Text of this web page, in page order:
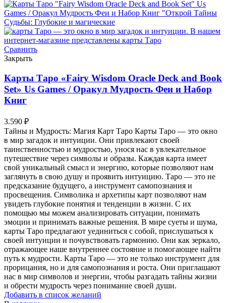
Сравнить
Закрыть
Карты Таро «Fairy Wisdom Oracle Deck and Book
Set» Us Games / Оракул Мудрость Феи и Набор
Книг
3.590 ₽
Тайны и Мудрость: Магия Карт Таро Карты Таро — это окно
в мир загадок и интуиции. Они привлекают своей
таинственностью и мудростью, унося нас в увлекательное
путешествие через символы и образы. Каждая карта имеет
свой уникальный смысл и энергию, которые позволяют нам
заглянуть в свою душу и проявить интуицию. Таро — это не
предсказание будущего, а инструмент самопознания и
просвещения. Символика и архетипы карт позволяют нам
увидеть глубокие понятия и тенденции в жизни. С их
помощью мы можем анализировать ситуации, понимать
эмоции и принимать важные решения. В мире суеты и шума,
карты Таро предлагают уединиться с собой, прислушаться к
своей интуиции и почувствовать гармонию. Они как зеркало,
отражающее наше внутреннее состояние и помогающее найти
путь к мудрости. Карты Таро — это не только инструмент для
прорицания, но и для самопознания и роста. Они приглашают
нас в мир символов и энергии, чтобы разгадать тайны жизни
и обрести мудрость через понимание своей души.
Добавить в список желаний